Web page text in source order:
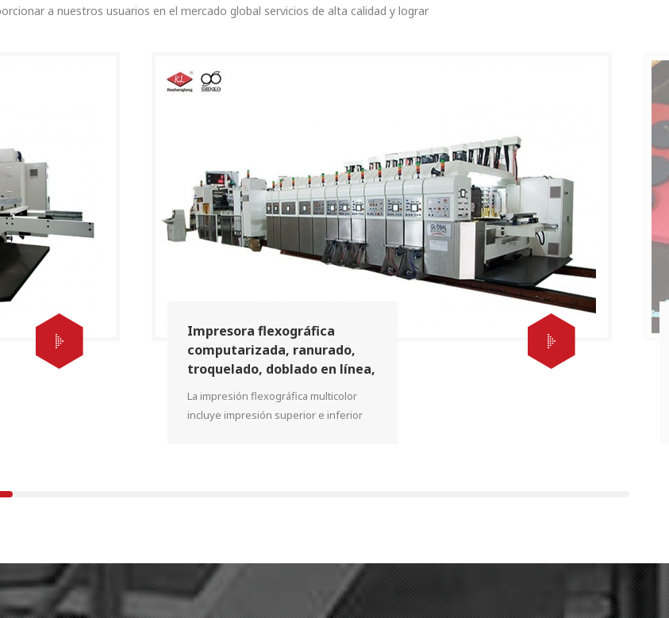
a nuestros usuarios en el mercado global servicios de alta calidad y lograr
Impresora flexográfica
computarizada, ranurado,
troquelado, doblado en línea,
encolado, contrarrestado,
máquina de expulsión
La impresión flexográfica multicolor
incluye impresión superior e inferior